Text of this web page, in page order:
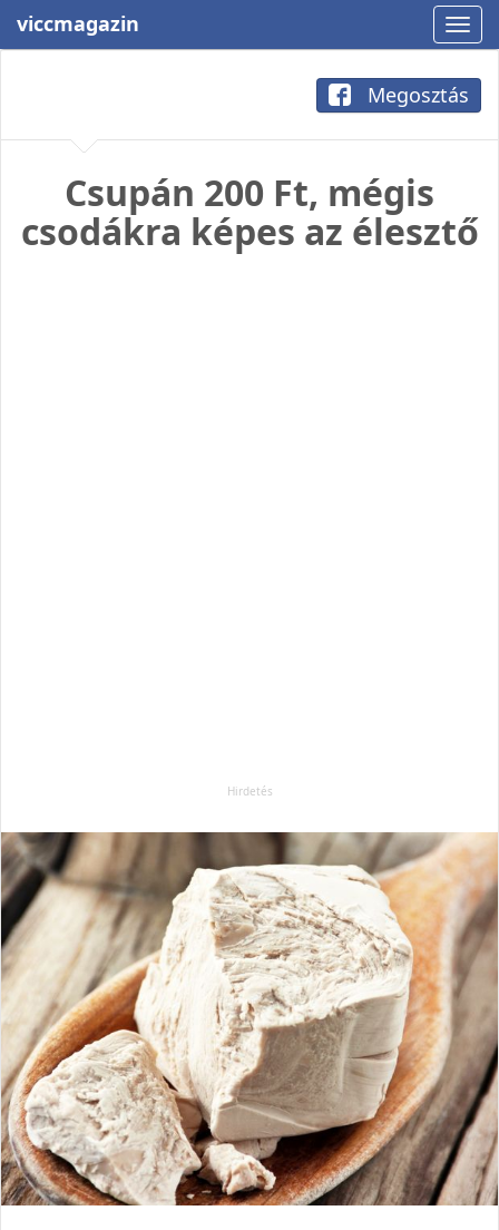
viccmagazin
Megosztás
Csupán 200 Ft, mégis
csodákra képes az élesztő